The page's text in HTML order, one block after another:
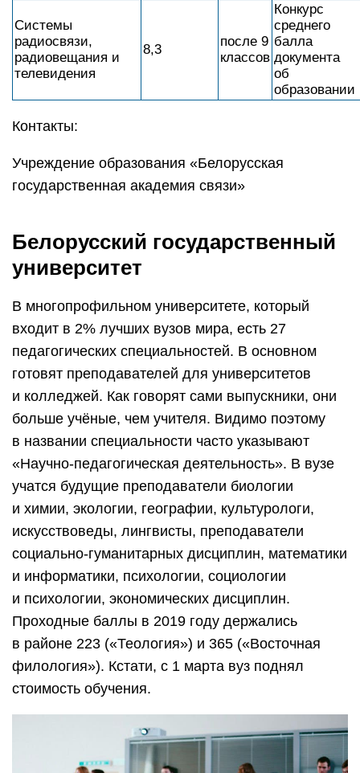
Системы
радиосвязи,
радиовещания и
телевидения
8,3
после 9
классов
Конкурс
среднего
балла
документа
об
образовании
Контакты:
Учреждение образования «Белорусская
государственная академия связи»
Белорусский государственный
университет
В многопрофильном университете, который
входит в 2% лучших вузов мира, есть 27
педагогических специальностей. В основном
готовят преподавателей для университетов
и колледжей. Как говорят сами выпускники, они
больше учёные, чем учителя. Видимо поэтому
в названии специальности часто указывают
«Научно-педагогическая деятельность». В вузе
учатся будущие преподаватели биологии
и химии, экологии, географии, культурологи,
искусствоведы, лингвисты, преподаватели
социально-гуманитарных дисциплин, математики
и информатики, психологии, социологии
и психологии, экономических дисциплин.
Проходные баллы в 2019 году держались
в районе 223 («Теология») и 365 («Восточная
филология»). Кстати, с 1 марта вуз поднял
стоимость обучения.